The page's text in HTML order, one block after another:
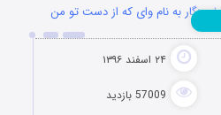
روزگار به نام وای که از دست تو من
۲۴ اسفند ۱۳۹۶
57009 بازدید